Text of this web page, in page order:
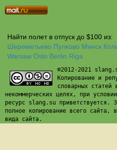
Найти полет в отпуск до $100 из:
Шереметьево Пулково Минск
Warsaw Oslo Berlin Riga
©2012-2021
Копирование и
словарных статей
некоммерческих целях, при
ресурс slang.su приветствуется.
полное копирование всего сайта,
вида сайта.